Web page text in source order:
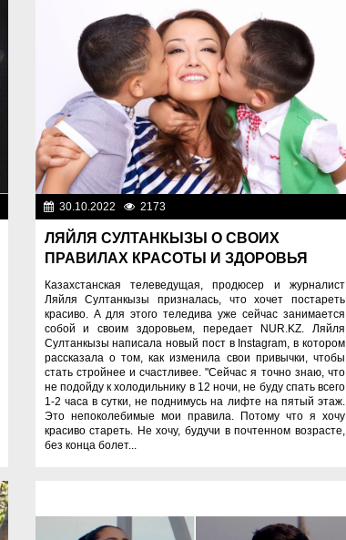
30.10.2022 2173
ЛЯЙЛЯ СУЛТАНКЫЗЫ О СВОИХ
ПРАВИЛАХ КРАСОТЫ И ЗДОРОВЬЯ
Казахстанская телеведущая, продюсер и журналист
Ляйля Султанкызы призналась, что хочет постареть
красиво. А для этого теледива уже сейчас занимается
собой и своим здоровьем, передает NUR.KZ. Ляйля
Султанкызы написала новый пост в Instagram, в котором
рассказала о том, как изменила свои привычки, чтобы
стать стройнее и счастливее. "Сейчас я точно знаю, что
не подойду к холодильнику в 12 ночи, не буду спать всего
1-2 часа в сутки, не поднимусь на лифте на пятый этаж.
Это непоколебимые мои правила. Потому что я хочу
красиво стареть. Не хочу, будучи в почтенном возрасте,
без конца болет...